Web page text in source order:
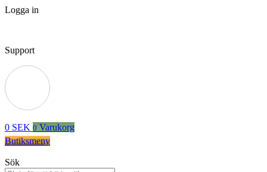
Logga in
Support
0 SEK 0 Varukorg
Butiksmeny
Sök